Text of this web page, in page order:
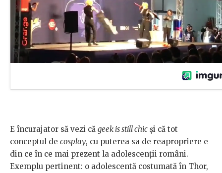
E încurajator să vezi că geek is still chic și că tot
conceptul de cosplay, cu puterea sa de reapropriere e
din ce în ce mai prezent la adolescenții români.
Exemplu pertinent: o adolescentă costumată în Thor,